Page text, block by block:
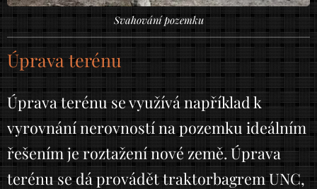
Svahování pozemku
Úprava terénu
Úprava terénu se využívá například k
vyrovnání nerovností na pozemku ideálním
řešením je roztažení nové země. Úprava
terénu se dá provádět traktorbagrem UNC,